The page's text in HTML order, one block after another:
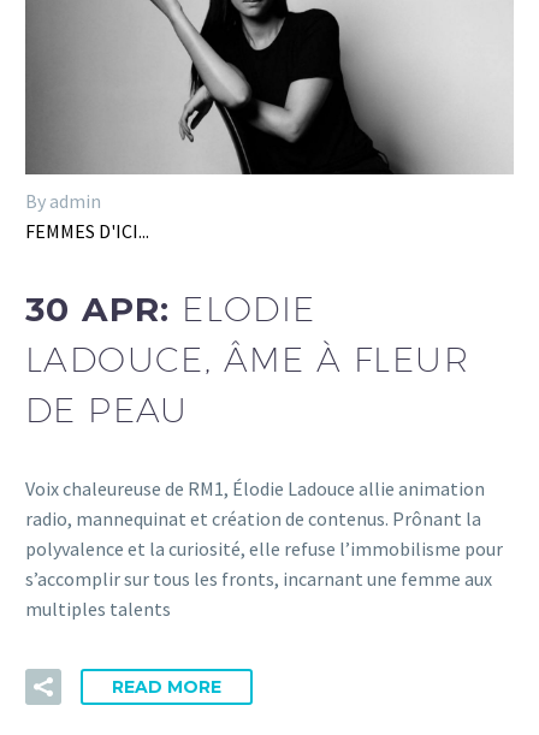
By admin
FEMMES D'ICI...
30 APR: ELODIE
LADOUCE, ÂME À FLEUR
DE PEAU
Voix chaleureuse de RM1, Élodie Ladouce allie animation
radio, mannequinat et création de contenus. Prônant la
polyvalence et la curiosité, elle refuse l’immobilisme pour
s’accomplir sur tous les fronts, incarnant une femme aux
multiples talents
READ MORE